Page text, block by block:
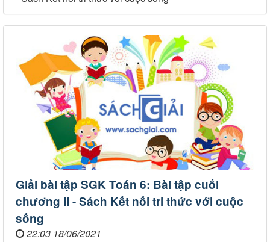
Giải bài tập SGK Toán 6: Bài tập cuối
chương II - Sách Kết nối tri thức với cuộc
sống
22:03 18/06/2021